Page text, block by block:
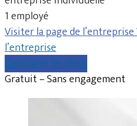
1 employé
Visiter la page de l’entreprise
l’entreprise
Comparer les devis
Gratuit – Sans engagement